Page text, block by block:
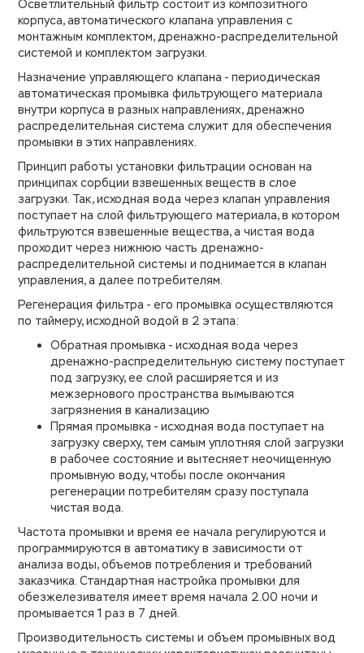
Осветлительный фильтр состоит из композитного
корпуса, автоматического клапана управления с
монтажным комплектом, дренажно-распределительной
системой и комплектом загрузки.
Назначение управляющего клапана - периодическая
автоматическая промывка фильтрующего материала
внутри корпуса в разных направлениях, дренажно
распределительная система служит для обеспечения
промывки в этих направлениях.
Принцип работы установки фильтрации основан на
принципах сорбции взвешенных веществ в слое
загрузки. Так, исходная вода через клапан управления
поступает на слой фильтрующего материала, в котором
фильтруются взвешенные вещества, а чистая вода
проходит через нижнюю часть дренажно-
распределительной системы и поднимается в клапан
управления, а далее потребителям.
Регенерация фильтра - его промывка осуществляются
по таймеру, исходной водой в 2 этапа:
Обратная промывка - исходная вода через
дренажно-распределительную систему поступает
под загрузку, ее слой расширяется и из
межзернового пространства вымываются
загрязнения в канализацию
Прямая промывка - исходная вода поступает на
загрузку сверху, тем самым уплотняя слой загрузки
в рабочее состояние и вытесняет неочищенную
промывную воду, чтобы после окончания
регенерации потребителям сразу поступала
чистая вода.
Частота промывки и время ее начала регулируются и
программируются в автоматику в зависимости от
анализа воды, объемов потребления и требований
заказчика. Стандартная настройка промывки для
обезжелезивателя имеет время начала 2.00 ночи и
промывается 1 раз в 7 дней.
Производительность системы и объем промывных вод